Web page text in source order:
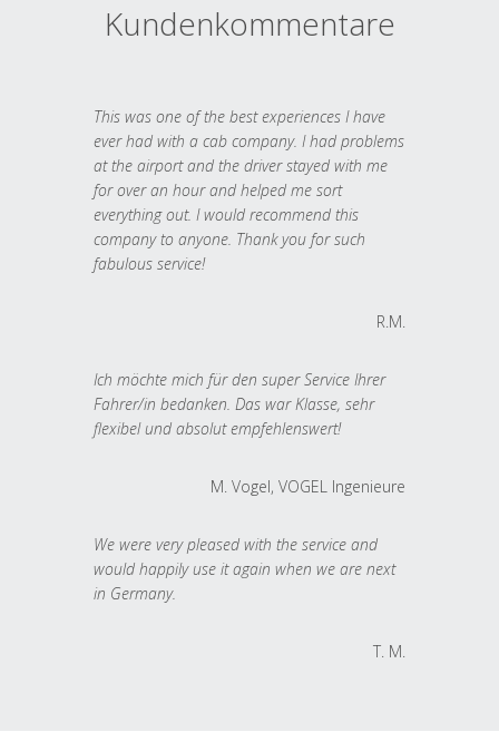
Kundenkommentare
This was one of the best experiences I have
ever had with a cab company. I had problems
at the airport and the driver stayed with me
for over an hour and helped me sort
everything out. I would recommend this
company to anyone. Thank you for such
fabulous service!
R.M.
Ich möchte mich für den super Service Ihrer
Fahrer/in bedanken. Das war Klasse, sehr
flexibel und absolut empfehlenswert!
M. Vogel, VOGEL Ingenieure
We were very pleased with the service and
would happily use it again when we are next
in Germany.
T. M.